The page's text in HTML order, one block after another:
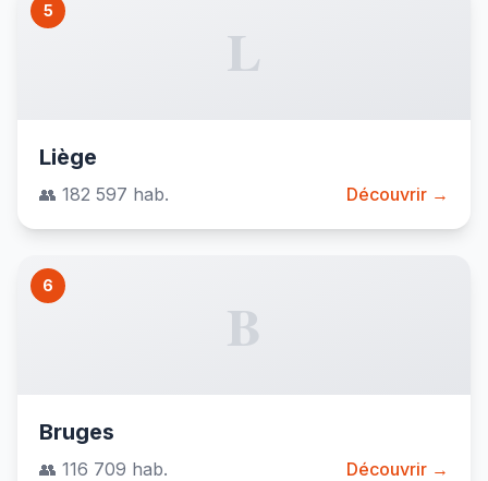
5
L
Liège
👥 182 597 hab. Découvrir →
6
B
Bruges
👥 116 709 hab. Découvrir →